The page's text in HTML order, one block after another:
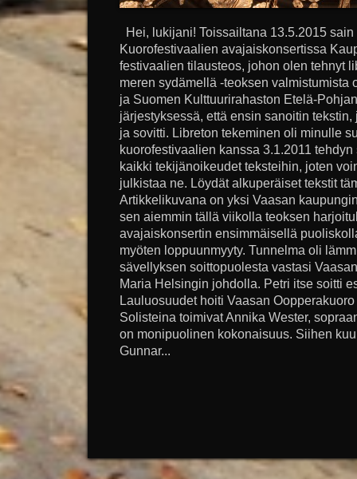
Hei, lukijani! Toissailtana 13.5.2015
Kuorofestivaalien avajaiskonsertissa
festivaalien tilausteos, johon olen tehnyt
meren sydämellä -teoksen valmistumista
ja Suomen Kulttuurirahaston Etelä-
järjestyksessä, että ensin sanoitin
ja sovitti. Libreton tekeminen oli minulle
kuorofestivaalien kanssa 3.1.2011
kaikki tekijänoikeudet teksteihin, joten
julkistaa ne. Löydät alkuperäiset tekstit
Artikkelikuvana on yksi Vaasan
sen aiemmin tällä viikolla teoksen
avajaiskonsertin ensimmäisellä
myöten loppuunmyyty. Tunnelma oli
sävellyksen soittopuolesta vastasi
Maria Helsingin johdolla. Petri itse soitti
Lauluosuudet hoiti Vaasan
Solisteina toimivat Annika Wester,
on monipuolinen kokonaisuus. Siihen
Gunnar...